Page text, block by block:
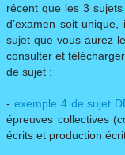
récent que les 3
d’examen soit
sujet que vous aurez
consulter et
de sujet :
- exemple 4 de sujet
épreuves collectives
écrits et production